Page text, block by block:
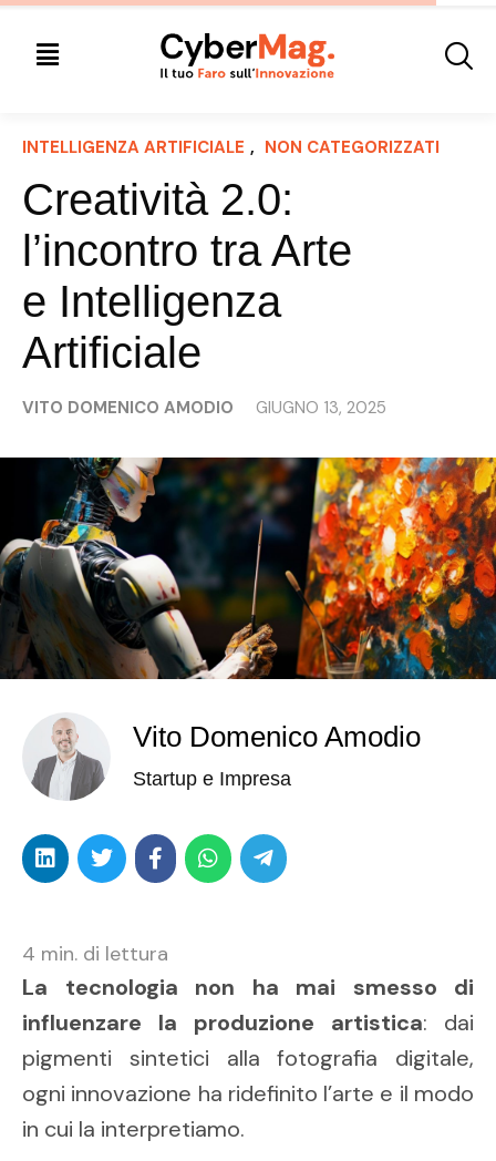
INTELLIGENZA ARTIFICIALE , NON CATEGORIZZATI
Creatività 2.0:
l’incontro tra Arte
e Intelligenza
Artificiale
VITO DOMENICO AMODIO GIUGNO 13, 2025
Vito Domenico Amodio
Startup e Impresa
4 min. di lettura
La tecnologia non ha mai smesso di
influenzare la produzione artistica: dai
pigmenti sintetici alla fotografia digitale,
ogni innovazione ha ridefinito l’arte e il modo
in cui la interpretiamo.